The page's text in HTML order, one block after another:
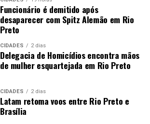
Funcionário é demitido após
desaparecer com Spitz Alemão em Rio
Preto
CIDADES 2 dias
Delegacia de Homicídios encontra mãos
de mulher esquartejada em Rio Preto
CIDADES 2 dias
Latam retoma voos entre Rio Preto e
Brasília